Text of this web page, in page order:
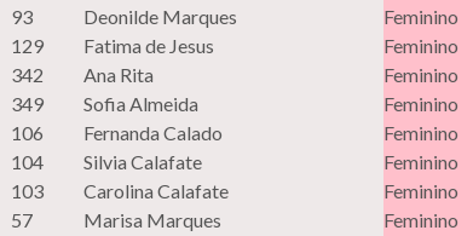
93 Deonilde Marques Feminino
129 Fatima de Jesus Feminino
342 Ana Rita Feminino
349 Sofia Almeida Feminino
106 Fernanda Calado Feminino
104 Silvia Calafate Feminino
103 Carolina Calafate Feminino
57 Marisa Marques Feminino